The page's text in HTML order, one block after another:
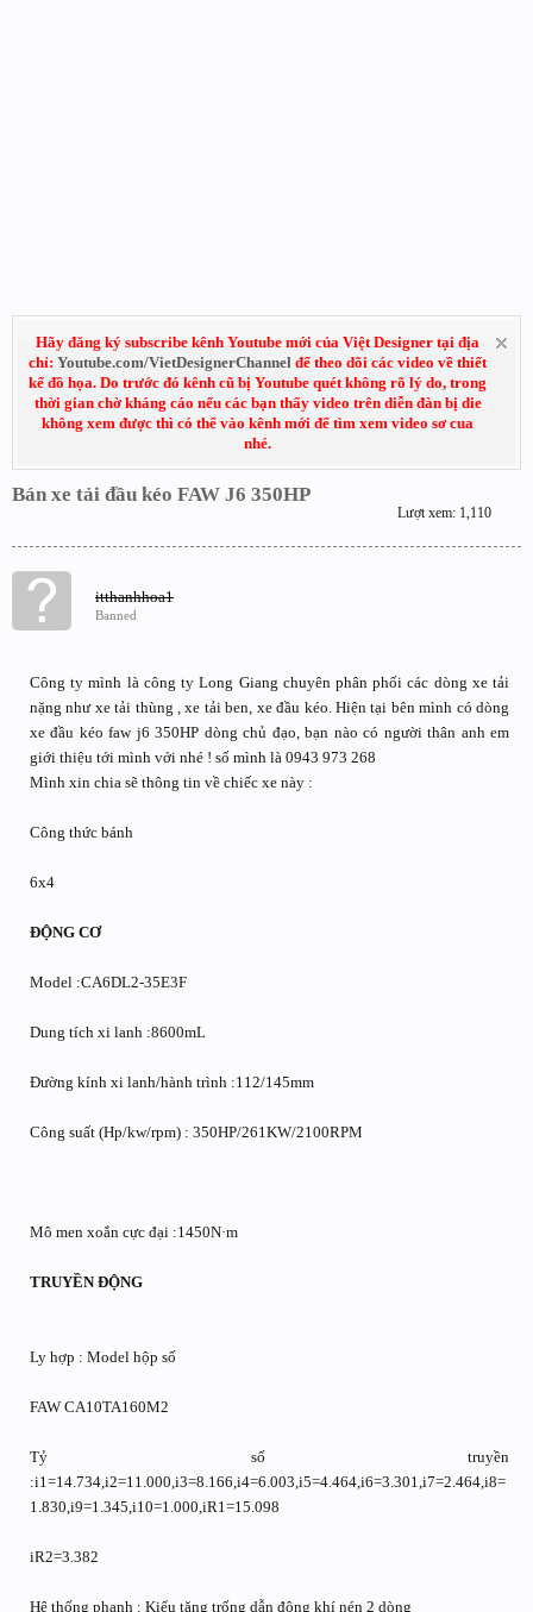
Hãy đăng ký subscribe kênh Youtube mới của Việt Designer tại địa
chỉ: Youtube.com/VietDesignerChannel để theo dõi các video về thiết
kế đồ họa. Do trước đó kênh cũ bị Youtube quét không rõ lý do, trong
thời gian chờ kháng cáo nếu các bạn thấy video trên diễn đàn bị die
không xem được thì có thể vào kênh mới để tìm xem video sơ cua
nhé.
Bán xe tải đầu kéo FAW J6 350HP
Lượt xem: 1,110
itthanhhoa1
Banned
Công ty mình là công ty Long Giang chuyên phân phối các dòng xe tải
nặng như xe tải thùng , xe tải ben, xe đầu kéo. Hiện tại bên mình có dòng
xe đầu kéo faw j6 350HP dòng chủ đạo, bạn nào có người thân anh em
giới thiệu tới mình với nhé ! số mình là 0943 973 268
Mình xin chia sẽ thông tin về chiếc xe này :
Công thức bánh
6x4
ĐỘNG CƠ
Model :CA6DL2-35E3F
Dung tích xi lanh :8600mL
Đường kính xi lanh/hành trình :112/145mm
Công suất (Hp/kw/rpm) : 350HP/261KW/2100RPM
Mô men xoắn cực đại :1450N·m
TRUYỀN ĐỘNG
Ly hợp : Model hộp số
FAW CA10TA160M2
Tỷ số truyền
:i1=14.734,i2=11.000,i3=8.166,i4=6.003,i5=4.464,i6=3.301,i7=2.464,i8=
1.830,i9=1.345,i10=1.000,iR1=15.098
iR2=3.382
Hệ thống phanh : Kiểu tăng trống dẫn động khí nén 2 dòng